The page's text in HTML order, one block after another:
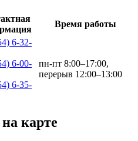
Время работы
6-32-
6-00-
6-35-
пн-пт 8:00–17:00,
перерыв 12:00–13:00
карте